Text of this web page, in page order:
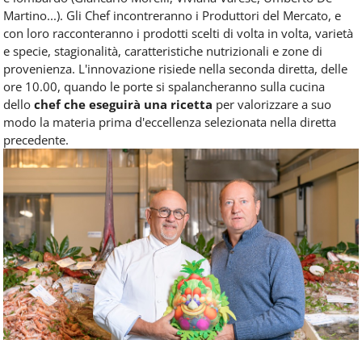
Martino...). Gli Chef incontreranno i Produttori del Mercato, e
con loro racconteranno i prodotti scelti di volta in volta, varietà
e specie, stagionalità, caratteristiche nutrizionali e zone di
provenienza. L'innovazione risiede nella seconda diretta, delle
ore 10.00, quando le porte si spalancheranno sulla cucina
dello chef che eseguirà una ricetta per valorizzare a suo
modo la materia prima d'eccellenza selezionata nella diretta
precedente.